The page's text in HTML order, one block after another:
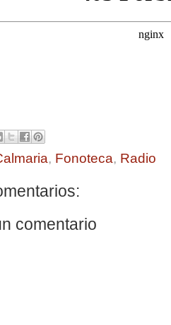
, Fonoteca, Radio
comentario